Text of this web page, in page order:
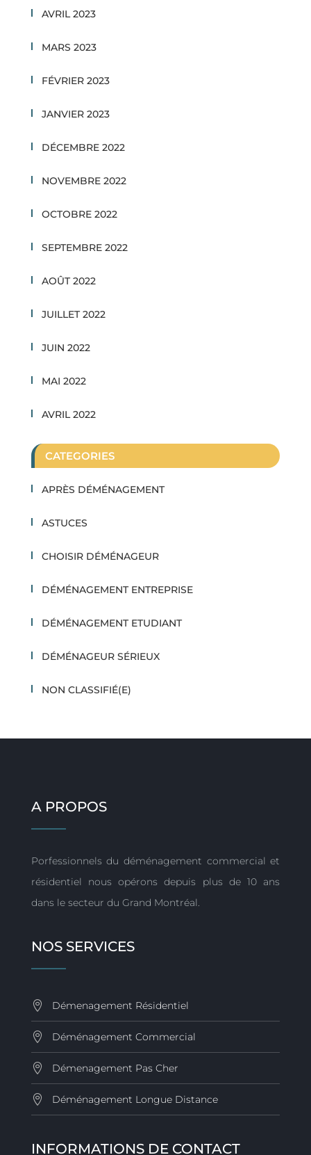
AVRIL 2023
MARS 2023
FÉVRIER 2023
JANVIER 2023
DÉCEMBRE 2022
NOVEMBRE 2022
OCTOBRE 2022
SEPTEMBRE 2022
AOÛT 2022
JUILLET 2022
JUIN 2022
MAI 2022
AVRIL 2022
CATEGORIES
APRÈS DÉMÉNAGEMENT
ASTUCES
CHOISIR DÉMÉNAGEUR
DÉMÉNAGEMENT ENTREPRISE
DÉMÉNAGEMENT ETUDIANT
DÉMÉNAGEUR SÉRIEUX
NON CLASSIFIÉ(E)
A PROPOS
Porfessionnels du déménagement commercial et
résidentiel nous opérons depuis plus de 10 ans
dans le secteur du Grand Montréal.
NOS SERVICES
Démenagement Résidentiel
Déménagement Commercial
Démenagement Pas Cher
Déménagement Longue Distance
INFORMATIONS DE CONTACT